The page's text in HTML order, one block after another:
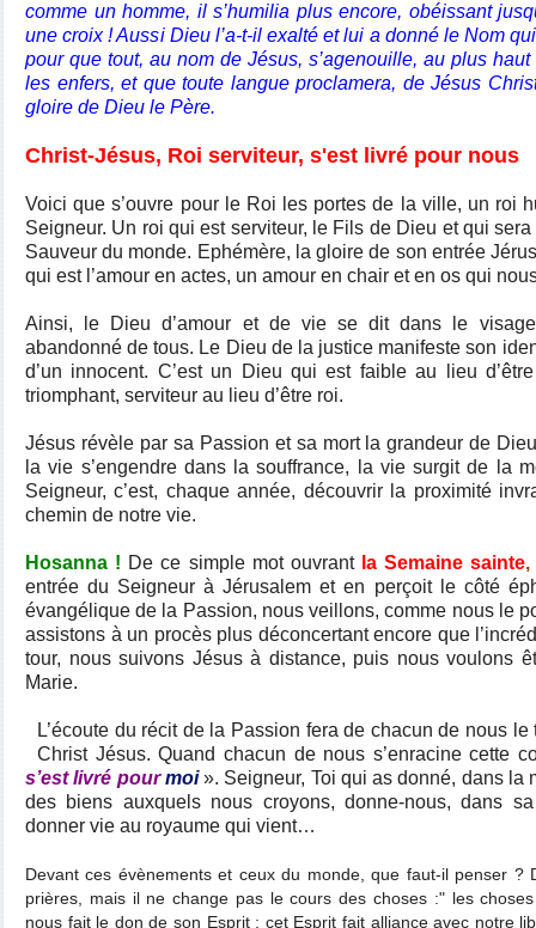
comme un homme, il s’humilia plus encore, obéissant
une croix ! Aussi Dieu l’a-t-il exalté et lui a donné le Nom
pour que tout, au nom de Jésus, s’agenouille, au plus
les enfers, et que toute langue proclamera, de Jésus
gloire de Dieu le Père.
Christ-Jésus, Roi serviteur, s'est livré pour nous
Voici que s’ouvre pour le Roi les portes de la ville, un roi
Seigneur. Un roi qui est serviteur, le Fils de Dieu et qui
Sauveur du monde. Ephémère, la gloire de son entrée
qui est l’amour en actes, un amour en chair et en os qui
Ainsi, le Dieu d’amour et de vie se dit dans le visage
abandonné de tous. Le Dieu de la justice manifeste son
d’un innocent. C’est un Dieu qui est faible au lieu
triomphant, serviteur au lieu d’être roi.
Jésus révèle par sa Passion et sa mort la grandeur de
la vie s’engendre dans la souffrance, la vie surgit de la
Seigneur, c’est, chaque année, découvrir la proximité
chemin de notre vie.
Hosanna ! De ce simple mot ouvrant la Semaine sainte,
entrée du Seigneur à Jérusalem et en perçoit le côté
évangélique de la Passion, nous veillons, comme nous le
assistons à un procès plus déconcertant encore que
tour, nous suivons Jésus à distance, puis nous voulons
Marie.
L’écoute du récit de la Passion fera de chacun de nous
Christ Jésus. Quand chacun de nous s’enracine cette
s’est livré pour moi ». Seigneur, Toi qui as donné, dans la
des biens auxquels nous croyons, donne-nous, dans
donner vie au royaume qui vient…
Devant ces évènements et ceux du monde, que faut-il penser ?
prières, mais il ne change pas le cours des choses :" les
nous fait le don de son Esprit ; cet Esprit fait alliance avec notre